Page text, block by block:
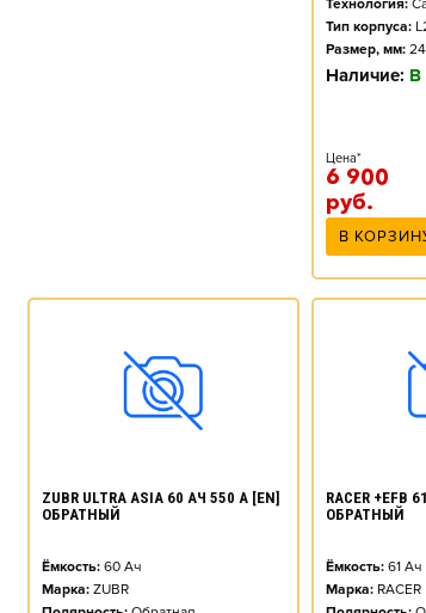
Технология:
Тип корпуса:
Размер, мм:
Наличие: В
Цена*
6 900
руб.
В
ZUBR ULTRA ASIA 60 АЧ 550 А [EN]
ОБРАТНЫЙ
Ёмкость: 60 Ач
Марка: ZUBR
RACER +EFB
ОБРАТНЫЙ
Ёмкость: 61 Ач
Марка: RACER